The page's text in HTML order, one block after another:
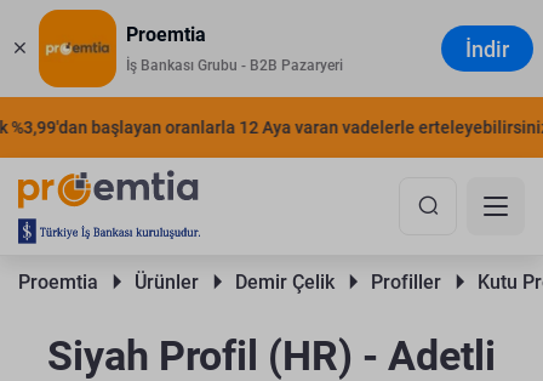
Proemtia
İş Bankası Grubu - B2B Pazaryeri
İndir
başlayan oranlarla 12 Aya varan vadelerle erteleyebilirsiniz.
Proemtia Ürünler Demir Çelik Profiller Kutu
Siyah Profil (HR) - Adetli